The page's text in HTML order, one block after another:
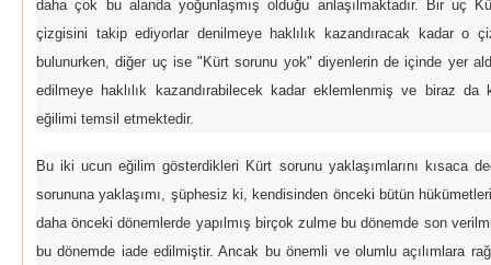
daha çok bu alanda yoğunlaşmış olduğu anlaşılmaktadır. Bir uç
çizgisini takip ediyorlar denilmeye haklılık kazandıracak kadar o
bulunurken, diğer uç ise "Kürt sorunu yok" diyenlerin de içinde yer
edilmeye haklılık kazandırabilecek kadar eklemlenmiş ve biraz da
eğilimi temsil etmektedir.
Bu iki ucun eğilim gösterdikleri Kürt sorunu yaklaşımlarını kısaca
sorununa yaklaşımı, şüphesiz ki, kendisinden önceki bütün
daha önceki dönemlerde yapılmış birçok zulme bu dönemde son
bu dönemde iade edilmiştir. Ancak bu önemli ve olumlu açılımlara